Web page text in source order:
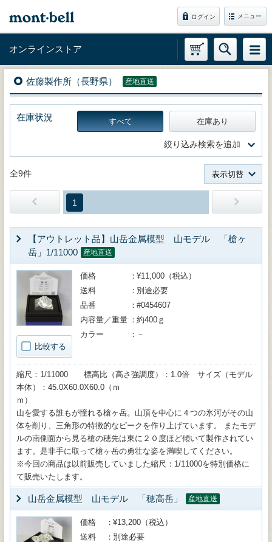
ログイン メニュー
オンラインストア
佐藤製作所（長野県） 産地直送
在庫状況 すべて 在庫あり
絞り込み検索を追加
全9件 表示切替
1
【アウトレット品】山岳金属模型 山モデル 「槍ヶ
岳」1/11000
産地直送
比較する
価格
¥11,000（税込）
送料
別途必要
品番
#0454607
内容量／重量
約400ｇ
カラー
－
縮尺：1/11000 標高比（高さ強調度）：1.0倍 サイズ（モデル
本体）：45.0X60.0X60.0（ｍ
ｍ）
山を愛する誰もが憧れる槍ヶ岳。山頂を中心に４つの氷河がその山
体を削り、三角形の特徴的なピークを作り上げています。 またモデ
ルの南側面から見る槍の穂先は東に２０度ほど傾いて製作されてい
ます。是非手に取って槍ヶ岳の勇壮な姿を満喫してください。
※今回の商品は以前販売していました縮尺：1/11000を特別価格に
て販売いたします。
山岳金属模型 山モデル 「穂高岳」 産地直送
価格
¥13,200（税込）
送料
別途必要